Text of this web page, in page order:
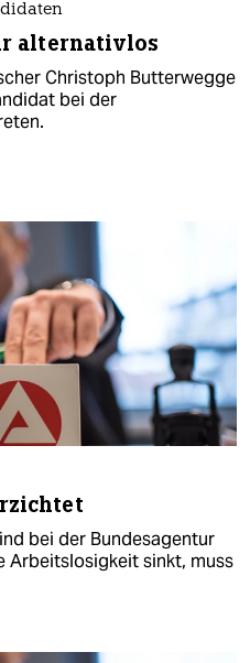
alternativlos
Christoph Butterwegge
bei der
bei der Bundesagentur
Arbeitslosigkeit sinkt, muss